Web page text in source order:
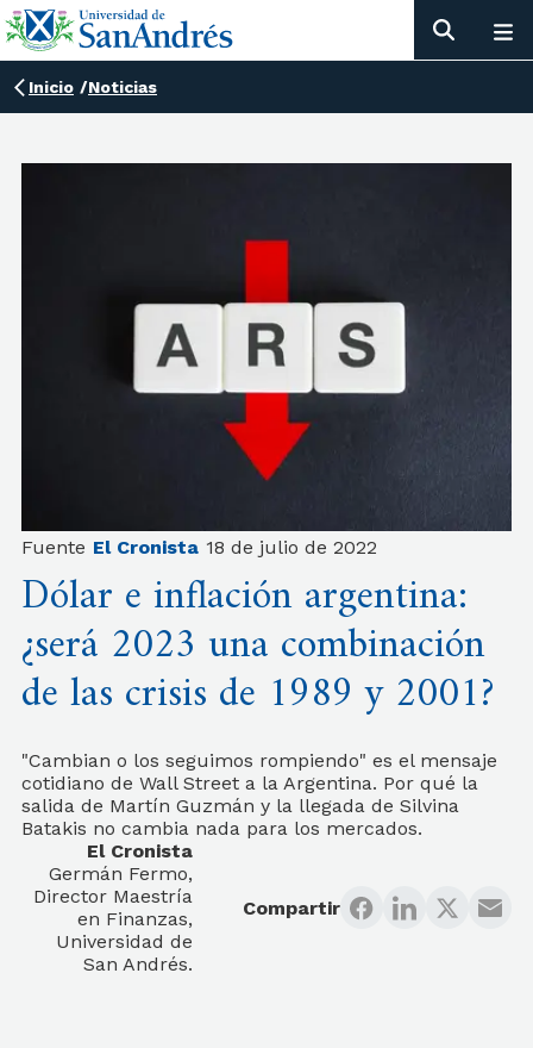
Inicio /Noticias
Fuente El Cronista 18 de julio de 2022
Dólar e inflación argentina:
¿será 2023 una combinación
de las crisis de 1989 y 2001?
"Cambian o los seguimos rompiendo" es el mensaje
cotidiano de Wall Street a la Argentina. Por qué la
salida de Martín Guzmán y la llegada de Silvina
Batakis no cambia nada para los mercados.
El Cronista
Germán Fermo,
Director Maestría
en Finanzas,
Universidad de
San Andrés.
Compartir